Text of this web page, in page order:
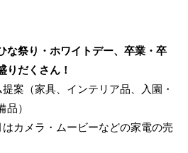
な祭り・ホワイトデー、卒業・卒
りだくさん！
案（家具、インテリア品、入園・
品）
カメラ・ムービーなどの家電の売